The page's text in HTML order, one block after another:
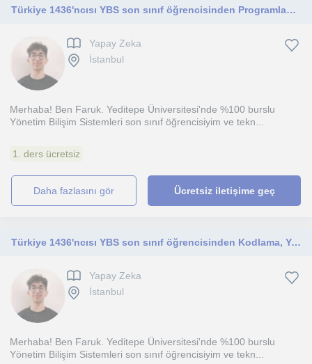
Türkiye 1436'ncısı YBS son sınıf öğrencisinden Programlama, Yapay Zeka ve Web Tasarımı Desteği
Yapay Zeka
İstanbul
Merhaba! Ben Faruk. Yeditepe Üniversitesi'nde %100 burslu
Yönetim Bilişim Sistemleri son sınıf öğrencisiyim ve tekn...
1. ders ücretsiz
daha fazlasını gör Ücretsiz iletişime geç
Türkiye 1436'ncısı YBS son sınıf öğrencisinden Kodlama, Yapay Zeka ve Wen Tasarımı Desteği
Yapay Zeka
İstanbul
Merhaba! Ben Faruk. Yeditepe Üniversitesi'nde %100 burslu
Yönetim Bilişim Sistemleri son sınıf öğrencisiyim ve tekn...